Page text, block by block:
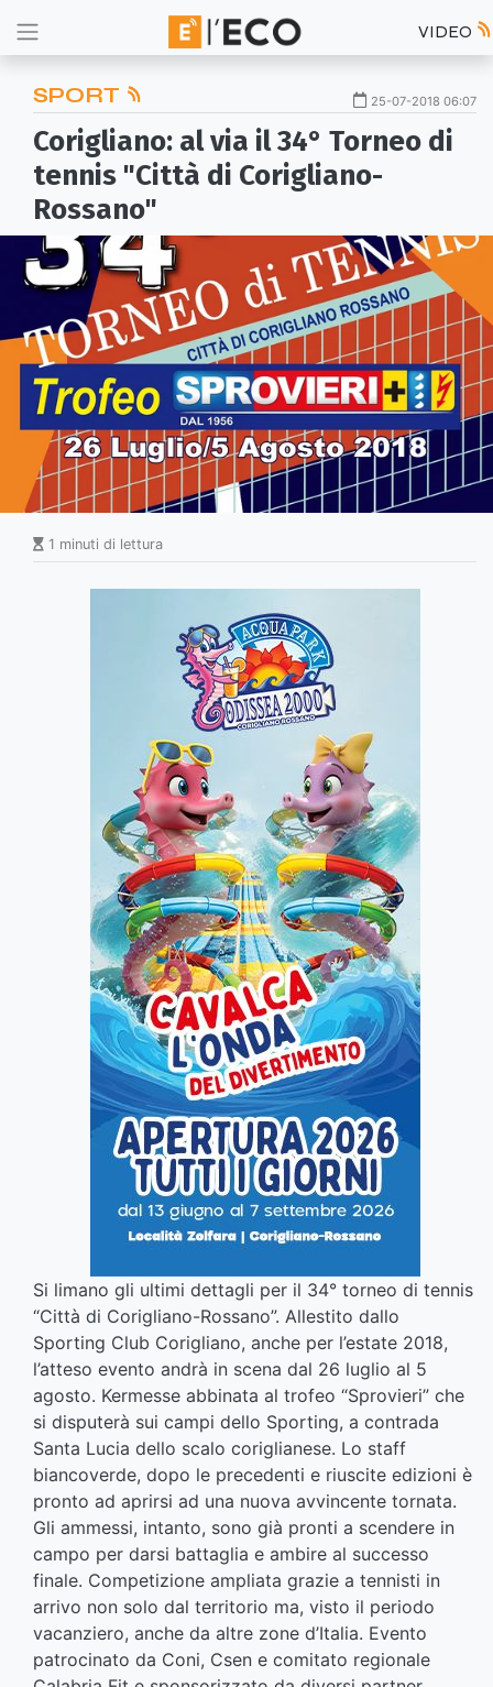
VIDEO
SPORT 25-07-2018 06:07
Corigliano: al via il 34° Torneo di
tennis "Città di Corigliano-
Rossano"
1 minuti di lettura
Si limano gli ultimi dettagli per il 34° torneo di tennis
“Città di Corigliano-Rossano”. Allestito dallo
Sporting Club Corigliano, anche per l’estate 2018,
l’atteso evento andrà in scena dal 26 luglio al 5
agosto. Kermesse abbinata al trofeo “Sprovieri” che
si disputerà sui campi dello Sporting, a contrada
Santa Lucia dello scalo coriglianese. Lo staff
biancoverde, dopo le precedenti e riuscite edizioni è
pronto ad aprirsi ad una nuova avvincente tornata.
Gli ammessi, intanto, sono già pronti a scendere in
campo per darsi battaglia e ambire al successo
finale. Competizione ampliata grazie a tennisti in
arrivo non solo dal territorio ma, visto il periodo
vacanziero, anche da altre zone d’Italia. Evento
patrocinato da Coni, Csen e comitato regionale